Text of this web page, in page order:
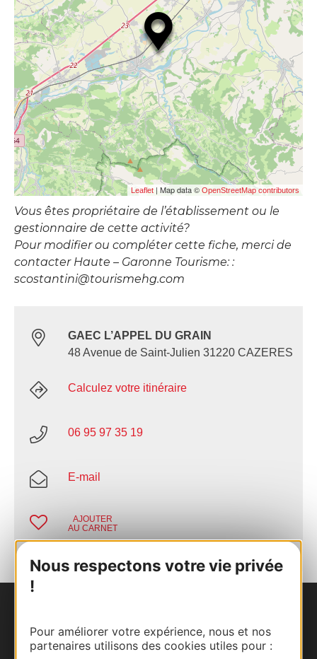
Nous respectons votre vie privée
!
Pour améliorer votre expérience, nous et nos
partenaires utilisons des cookies utiles pour :
Leaflet | Map data © OpenStreetMap contributors
Vous êtes propriétaire de l’établissement ou le
gestionnaire de cette activité?
Pour modifier ou compléter cette fiche, merci de
contacter Haute – Garonne Tourisme: :
scostantini@tourismehg.com
GAEC L’APPEL DU GRAIN
48 Avenue de Saint-Julien 31220 CAZERES
Calculez votre itinéraire
06 95 97 35 19
E-mail
AJOUTER
AU CARNET
Carte interactive